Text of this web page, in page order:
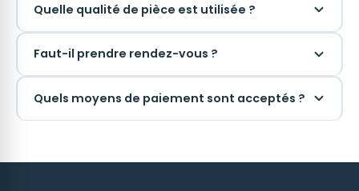
Quelle qualité de pièce est utilisée ?
Faut-il prendre rendez-vous ?
Quels moyens de paiement sont acceptés ?